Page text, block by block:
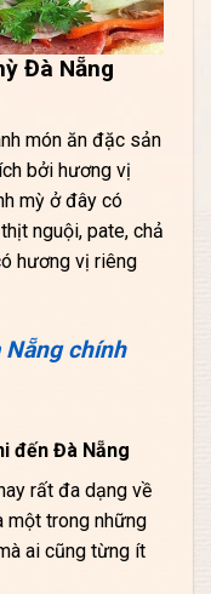
Đà Nẵng
món ăn đặc sản
bởi hương vị
mỳ ở đây có
nguội, pate, chả
hương vị riêng
chính
đến Đà Nẵng
rất đa dạng về
một trong những
ai cũng từng ít